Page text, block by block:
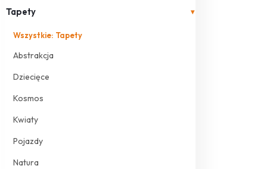
Tapety ▾
Wszystkie: Tapety
Abstrakcja
Dziecięce
Kosmos
Kwiaty
Pojazdy
Natura